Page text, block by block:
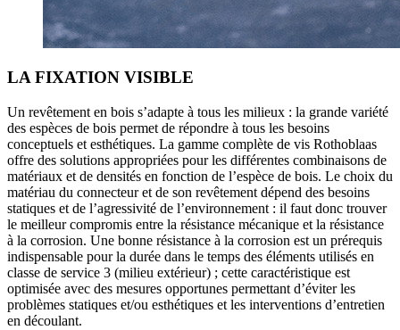
LA FIXATION VISIBLE
Un revêtement en bois s’adapte à tous les milieux : la grande variété
des espèces de bois permet de répondre à tous les besoins
conceptuels et esthétiques. La gamme complète de vis Rothoblaas
offre des solutions appropriées pour les différentes combinaisons de
matériaux et de densités en fonction de l’espèce de bois. Le choix du
matériau du connecteuret de son revêtement dépend des besoins
statiques et de l’agressivité de l’environnement : il faut donc trouver
le meilleur compromis entre la résistance mécanique et la résistance
à la corrosion. Une bonne résistance à la corrosion est un prérequis
indispensable pour la durée dans le temps des éléments utilisés en
classe de service 3 (milieu extérieur) ; cette caractéristique est
optimisée avec des mesures opportunes permettant d’éviter les
problèmes statiques et/ou esthétiques et les interventions d’entretien
en découlant.